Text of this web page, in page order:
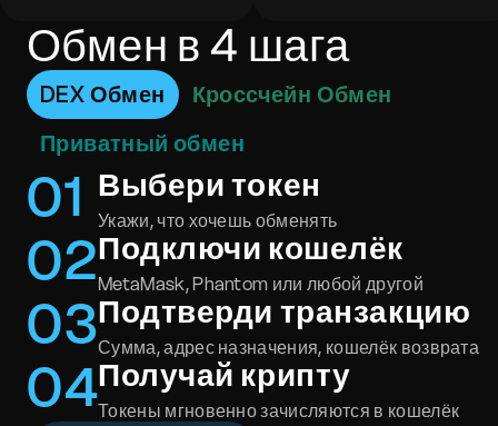
Обмен в 4 шага
DEX Обмен
Кроссчейн Обмен
Приватный обмен
01 Выбери токен
Укажи, что хочешь обменять
02Подключи кошелёк
MetaMask, Phantom или любой другой
03Подтверди транзакцию
Сумма, адрес назначения, кошелёк возврата
04Получай крипту
Токены мгновенно зачисляются в кошелёк